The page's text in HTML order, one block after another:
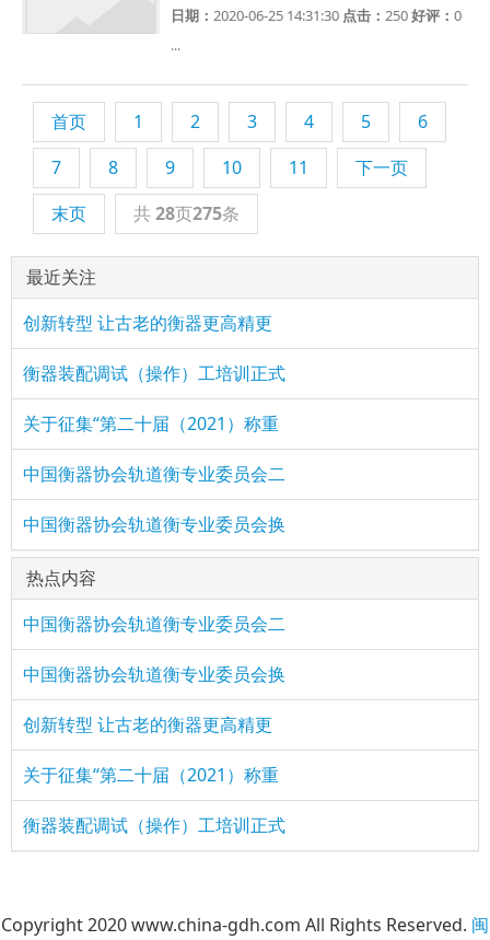
日期：2020-06-25 14:31:30 点击：250好评：0
...
首页 1 2 3 4 5
6
7
8 9 10 11
下一页
末页
共28页275条
最近关注
创新转型 让古老的衡器更高精更
衡器装配调试（操作）工培训正式
关于征集“第二十届（2021）称重
中国衡器协会轨道衡专业委员会二
中国衡器协会轨道衡专业委员会换
热点内容
中国衡器协会轨道衡专业委员会二
中国衡器协会轨道衡专业委员会换
创新转型 让古老的衡器更高精更
关于征集“第二十届（2021）称重
衡器装配调试（操作）工培训正式
Copyright 2020 www.china-gdh.com All Rights Reserved. 闽